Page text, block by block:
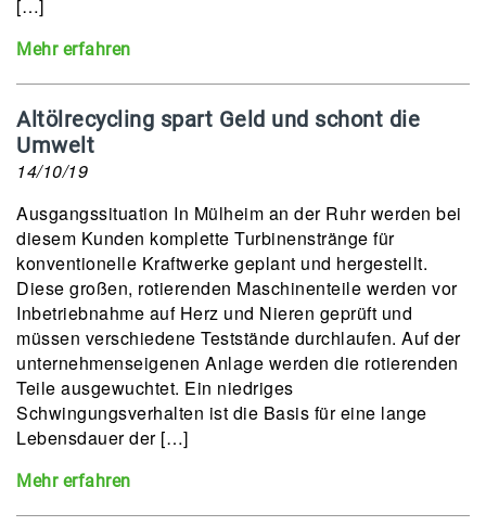
[…]
Mehr erfahren
Altölrecycling spart Geld und schont die
Umwelt
14/10/19
Ausgangssituation In Mülheim an der Ruhr werden bei
diesem Kunden komplette Turbinenstränge für
konventionelle Kraftwerke geplant und hergestellt.
Diese großen, rotierenden Maschinenteile werden vor
Inbetriebnahme auf Herz und Nieren geprüft und
müssen verschiedene Teststände durchlaufen. Auf der
unternehmenseigenen Anlage werden die rotierenden
Teile ausgewuchtet. Ein niedriges
Schwingungsverhalten ist die Basis für eine lange
Lebensdauer der […]
Mehr erfahren